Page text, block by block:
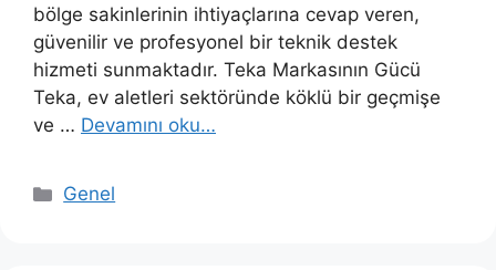
bölge sakinlerinin ihtiyaçlarına cevap veren,
güvenilir ve profesyonel bir teknik destek
hizmeti sunmaktadır. Teka Markasının Gücü
Teka, ev aletleri sektöründe köklü bir geçmişe
ve … Devamını oku…
Kategoriler
Genel